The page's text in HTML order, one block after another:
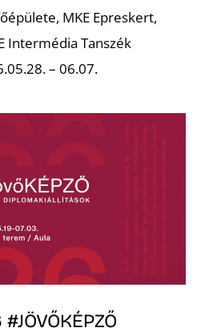
MKE Epreskert,
Intermédia Tanszék
– 06.07.